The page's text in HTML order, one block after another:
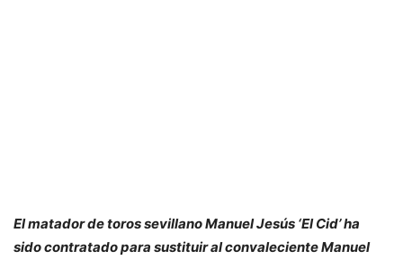
El matador de toros sevillano Manuel Jesús ‘El Cid’ ha
sido contratado para sustituir al convaleciente Manuel